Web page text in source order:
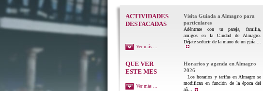
ACTIVIDADES
DESTACADAS
Visita Guiada a Almagro para
particulares
Adéntrate con tu pareja, familia,
amigos en la Ciudad de Almagro.
Déjate seducir de la mano de un guía ...
Ver más ...
QUE VER
ESTE MES
Horarios y agenda en Almagro
2026
Los horarios y tarifas en Almagro se
modifican en función de la época del
añ...
Ver más ...